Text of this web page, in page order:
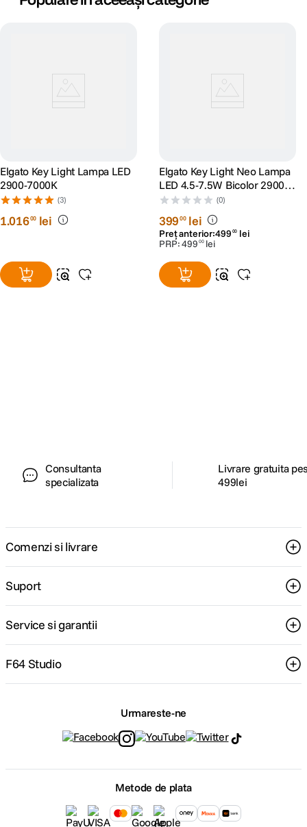
Elgato Key Light Lampa LED
2900-7000K
(3)
1.01600 lei
Elgato Key Light Neo Lampa
LED 4.5-7.5W Bicolor 2900-
7000K WiFi (0)
39900 lei
Preț anterior:499 00 lei
PRP:499 00 lei
Consultanta
specializata
Livrare gratuita
499lei
Comenzi si livrare
Suport
Service si garantii
F64 Studio
Urmareste-ne
Metode de plata